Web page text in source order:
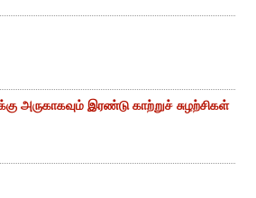
அருகாகவும் இரண்டு காற்றுச் சுழற்சிகள்